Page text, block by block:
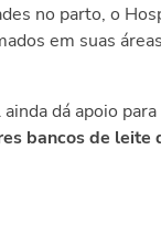
no parto, o
em suas
dá apoio
bancos de leite